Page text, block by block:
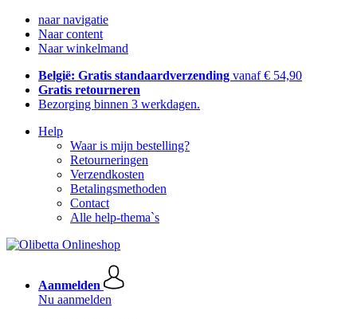
naar navigatie
Naar content
Naar winkelmand
België: Gratis standaardverzending vanaf € 54,90
Gratis retourneren
Bezorging binnen 3 werkdagen.
Help
Waar is mijn bestelling?
Retourneringen
Verzendkosten
Betalingsmethoden
Contact
Alle help-thema`s
Aanmelden
Nu aanmelden